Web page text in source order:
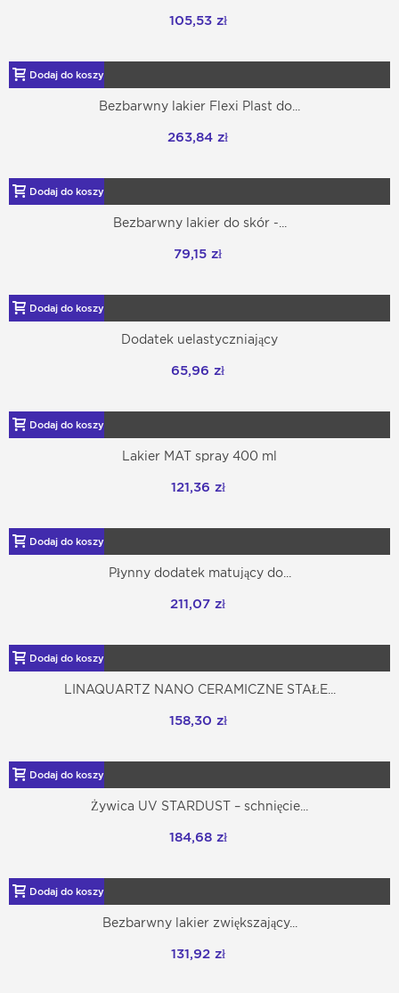
105,53 zł
Dodaj do koszyka
Bezbarwny lakier Flexi Plast do...
263,84 zł
Dodaj do koszyka
Bezbarwny lakier do skór -...
79,15 zł
Dodaj do koszyka
Dodatek uelastyczniający
65,96 zł
Dodaj do koszyka
Lakier MAT spray 400 ml
121,36 zł
Dodaj do koszyka
Płynny dodatek matujący do...
211,07 zł
Dodaj do koszyka
LINAQUARTZ NANO CERAMICZNE STAŁE...
158,30 zł
Dodaj do koszyka
Żywica UV STARDUST – schnięcie...
184,68 zł
Dodaj do koszyka
Bezbarwny lakier zwiększający...
131,92 zł